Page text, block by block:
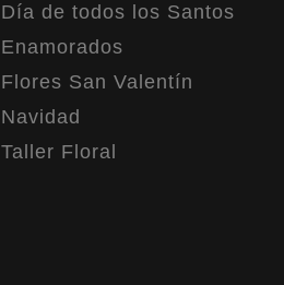
Día de todos los Santos
Enamorados
Flores San Valentín
Navidad
Taller Floral